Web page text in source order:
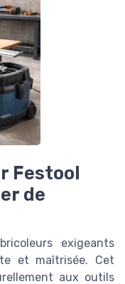
Festool
de
exigeants
et maîtrisée. Cet
aux outils